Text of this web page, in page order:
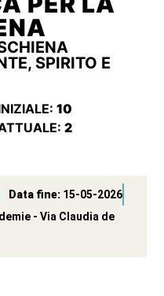
SPIRITO E
10
2
Data fine: 15-05-2026
- Via Claudia de